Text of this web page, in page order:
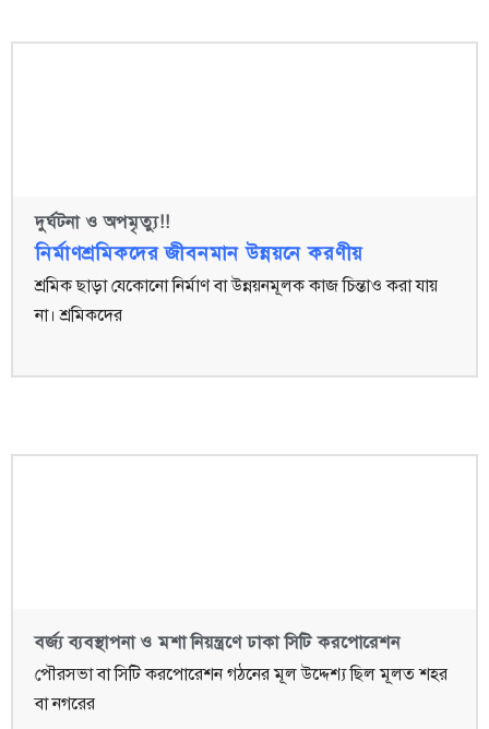
দুর্ঘটনা ও অপমৃত্যু!!
নির্মাণশ্রমিকদের জীবনমান উন্নয়নে করণীয়
শ্রমিক ছাড়া যেকোনো নির্মাণ বা উন্নয়নমূলক কাজ চিন্তাও করা যায়
না। শ্রমিকদের
বর্জ্য ব্যবস্থাপনা ও মশা নিয়ন্ত্রণে ঢাকা সিটি করপোরেশন
পৌরসভা বা সিটি করপোরেশন গঠনের মূল উদ্দেশ্য ছিল মূলত শহর
বা নগরের